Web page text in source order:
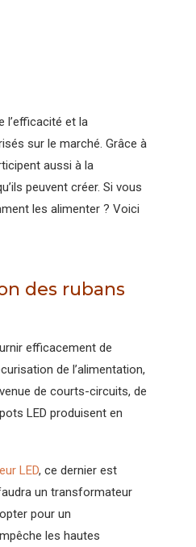
l’efficacité et la
sur le marché. Grâce à
aussi à la
peuvent créer. Si vous
les alimenter ? Voici
des rubans
efficacement de
de l’alimentation,
de courts-circuits, de
LED produisent en
LED, ce dernier est
un transformateur
pour un
les hautes